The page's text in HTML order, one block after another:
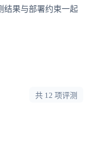
结果与部署约束一起
共 12 项评测